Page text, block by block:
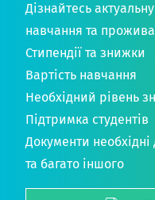
Дізнайтесь
навчання та
Стипендії та знижки
Вартість навчання
Необхідний рівень
Підтримка студентів
Документи необхідні
та багато іншого